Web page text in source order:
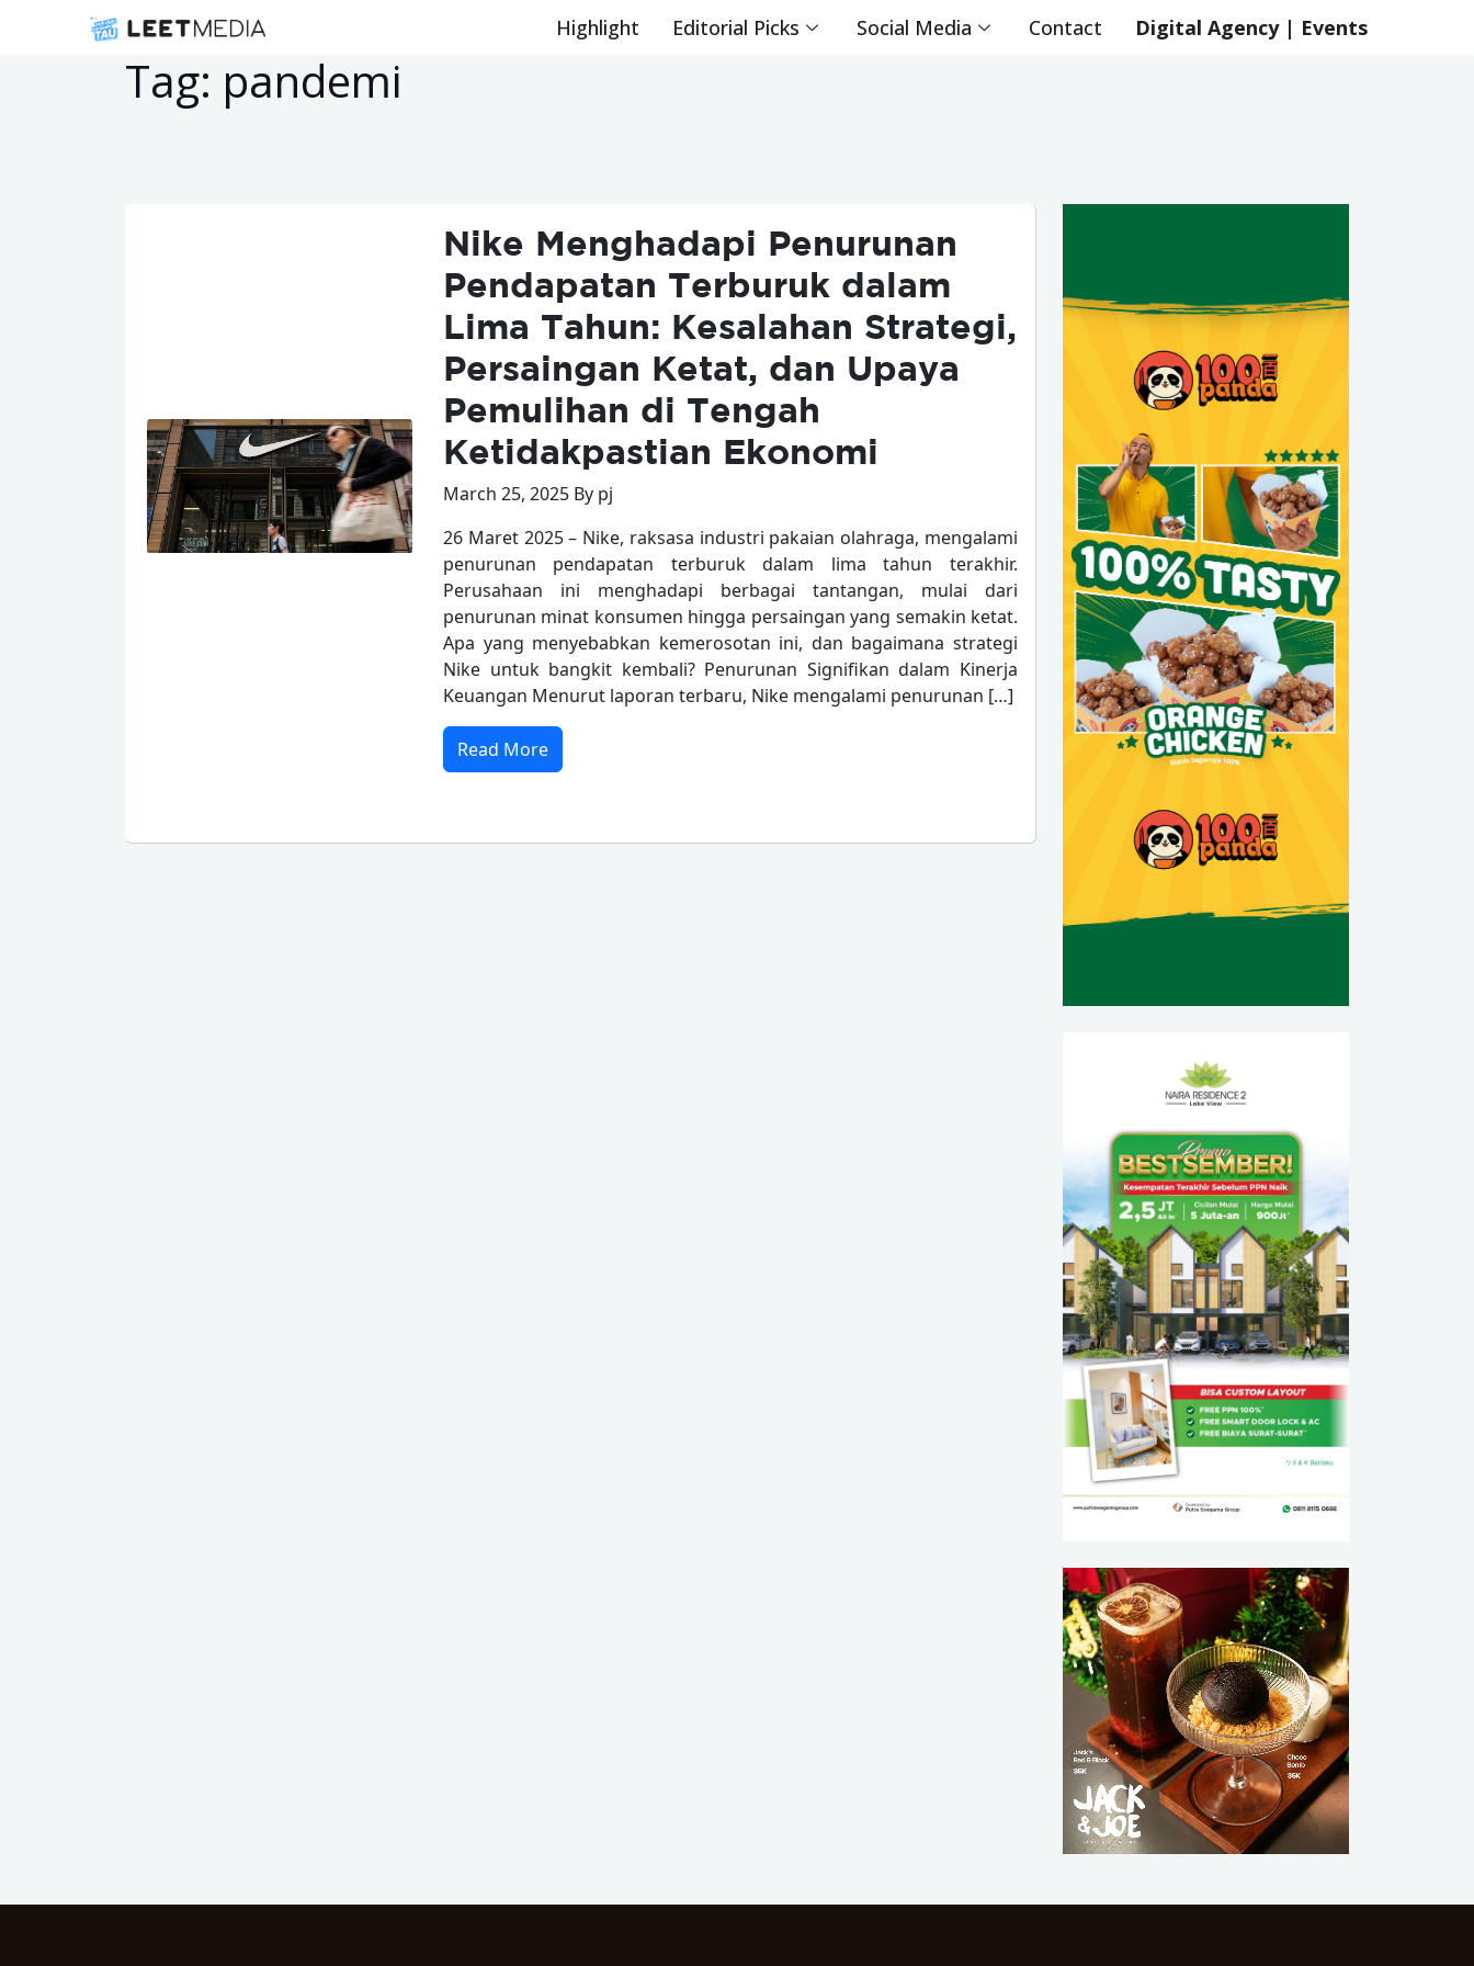
Highlight Editorial Picks Social Media Contact Digital Agency | Events
Tag: pandemi
Nike Menghadapi Penurunan
Pendapatan Terburuk dalam
Lima Tahun: Kesalahan Strategi,
Persaingan Ketat, dan Upaya
Pemulihan di Tengah
Ketidakpastian Ekonomi
March 25, 2025 By pj
26 Maret 2025 – Nike, raksasa industri pakaian olahraga, mengalami
penurunan pendapatan terburuk dalam lima tahun terakhir.
Perusahaan ini menghadapi berbagai tantangan, mulai dari
penurunan minat konsumen hingga persaingan yang semakin ketat.
Apa yang menyebabkan kemerosotan ini, dan bagaimana strategi
Nike untuk bangkit kembali? Penurunan Signifikan dalam Kinerja
Keuangan Menurut laporan terbaru, Nike mengalami penurunan […]
Read More